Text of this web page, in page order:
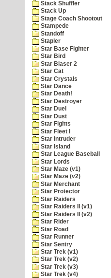
Stack Shuffler
Stack Up
Stage Coach Shootout
Stampede
Standoff
Stapler
Star Base Fighter
Star Bird
Star Blaser 2
Star Cat
Star Crystals
Star Dance
Star Death!
Star Destroyer
Star Duel
Star Dust
Star Fights
Star Fleet I
Star Intruder
Star Island
Star League Baseball
Star Lords
Star Maze (v1)
Star Maze (v2)
Star Merchant
Star Protector
Star Raiders
Star Raiders II (v1)
Star Raiders II (v2)
Star Rider
Star Road
Star Runner
Star Sentry
Star Trek (v1)
Star Trek (v2)
Star Trek (v3)
Star Trek (v4)